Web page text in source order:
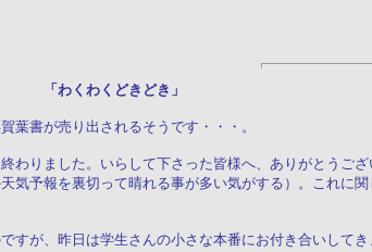
わくわくどきどき」
葉書が売り出されるそうです・・・。
わりました。いらして下さった皆様へ、ありがとうご
気予報を裏切って晴れる事が多い気がする）。これに
すが、昨日は学生さんの小さな本番にお付き合いして